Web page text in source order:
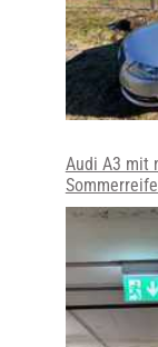
Audi A3 mit